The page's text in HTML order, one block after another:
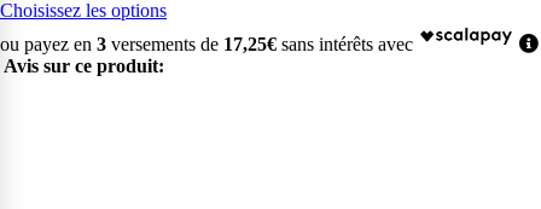
Choisissez les options
ou payez en 3 versements de 17,25€ sans intérêts avec
Avis sur ce produit: